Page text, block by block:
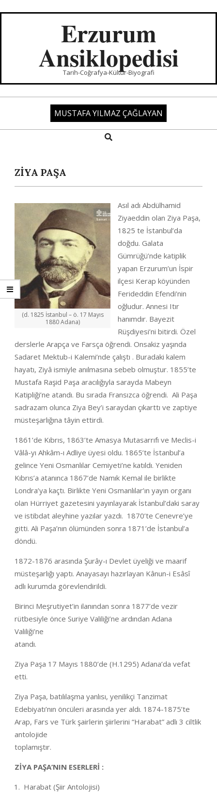
Erzurum
Ansiklopedisi
Tarih-Coğrafya-Kültür-Biyografi
MUSTAFA YILMAZ ÇAĞLAYAN
Search
ZİYA PAŞA
(d. 1825 İstanbul – ö. 17 Mayıs
1880 Adana)
Asıl adı Abdülhamid
Ziyaeddin olan Ziya Paşa,
1825 te İstanbul’da
doğdu. Galata
Gümrüğü’nde katiplik
yapan Erzurum’un İspir
ilçesi Kerap köyünden
Ferideddin Efendi’nin
oğludur. Annesi Itır
hanımdır. Bayezit
Rüşdiyesi’ni bitirdi. Özel
derslerle Arapça ve Farsça öğrendi. Onsakiz yaşında
Sadaret Mektub-i Kalemi’nde çalıştı . Buradaki kalem
hayatı, Ziyâ ismiyle anılmasına sebeb olmuştur. 1855’te
Mustafa Raşid Paşa aracılığıyla sarayda Mabeyn
Katipliği’ne atandı. Bu sırada Fransızca öğrendi. Ali Paşa
sadrazam olunca Ziya Bey’i saraydan çıkarttı ve zaptiye
müsteşarlığına tâyin ettirdi.
1861’de Kıbrıs, 1863’te Amasya Mutasarrıfı ve Meclis-i
Vâlâ-yı Ahkâm-ı Adliye üyesi oldu. 1865’te İstanbul’a
gelince Yeni Osmanlılar Cemiyeti’ne katıldı. Yeniden
Kıbrıs’a atanınca 1867’de Namık Kemal ile birlikte
Londra’ya kaçtı. Birlikte Yeni Osmanlılar’ın yayın organı
olan Hürriyet gazetesini yayınlayarak İstanbul’daki saray
ve istibdat aleyhine yazılar yazdı. 1870’te Cenevre’ye
gitti. Ali Paşa’nın ölümünden sonra 1871’de İstanbul’a
döndü.
1872-1876 arasında Şurây-ı Devlet üyeliği ve maarif
müsteşarlığı yaptı. Anayasayı hazırlayan Kânun-i Esâsî
adlı kurumda görevlendirildi.
Birinci Meşrutiyet’in ilanından sonra 1877’de vezir
rütbesiyle önce Suriye Valiliği’ne ardından Adana
Valiliği’ne
Ziya Paşa 17 Mayıs 1880’de (H.1295) Adana’da vefat
etti.
Ziya Paşa, batılılaşma yanlısı, yenilikçi Tanzimat
Edebiyatı’nın öncüleri arasında yer aldı. 1874-1875’te
Arap, Fars ve Türk şairlerin şiirlerini “Harabat” adlı 3 ciltlik
antolojide
toplamıştır.
ZİYA PAŞA’NIN ESERLERİ :
Harabat (Şiir Antolojisi)